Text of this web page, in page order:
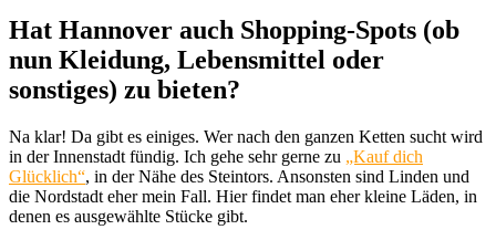
Hat Hannover auch Shopping-Spots (ob
nun Kleidung, Lebensmittel oder
sonstiges) zu bieten?
Na klar! Da gibt es einiges. Wer nach den ganzen Ketten sucht wird
in der Innenstadt fündig. Ich gehe sehr gerne zu „Kauf dich
Glücklich“, in der Nähe des Steintors. Ansonsten sind Linden und
die Nordstadt eher mein Fall. Hier findet man eher kleine Läden, in
denen es ausgewählte Stücke gibt.